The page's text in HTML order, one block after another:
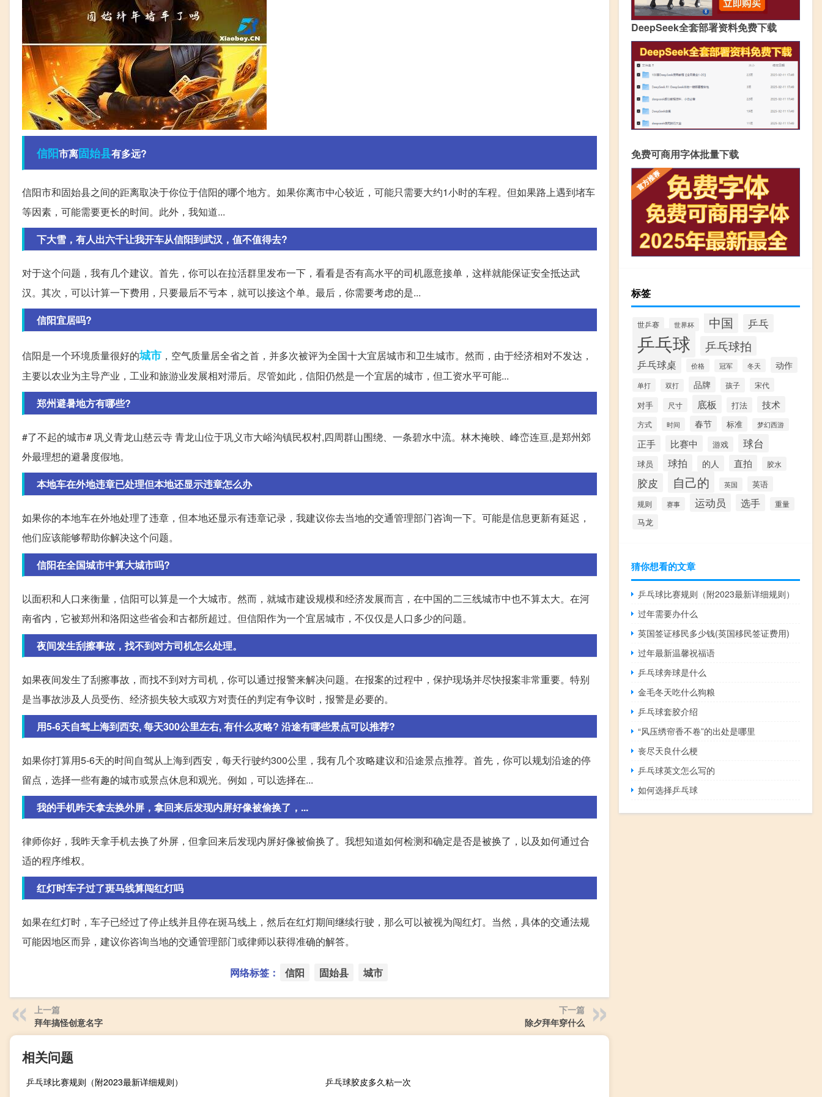
信阳市离固始县有多远?
信阳市和固始县之间的距离取决于你位于信阳的哪个地方。如果你离市中心较近，可能只需要大约1小时的车程。但如果路上遇到堵车
等因素，可能需要更长的时间。此外，我知道...
下大雪，有人出六千让我开车从信阳到武汉，值不值得去?
对于这个问题，我有几个建议。首先，你可以在拉活群里发布一下，看看是否有高水平的司机愿意接单，这样就能保证安全抵达武
汉。其次，可以计算一下费用，只要最后不亏本，就可以接这个单。最后，你需要考虑的是...
信阳宜居吗?
信阳是一个环境质量很好的城市 ，空气质量居全省之首，并多次被评为全国十大宜居城市和卫生城市。然而，由于经济相对不发达，
主要以农业为主导产业，工业和旅游业发展相对滞后。尽管如此，信阳仍然是一个宜居的城市，但工资水平可能...
郑州避暑地方有哪些?
#了不起的城市# 巩义青龙山慈云寺 青龙山位于巩义市大峪沟镇民权村,四周群山围绕、一条碧水中流。林木掩映、峰峦连亘,是郑州郊
外最理想的避暑度假地。
本地车在外地违章已处理但本地还显示违章怎么办
如果你的本地车在外地处理了违章，但本地还显示有违章记录，我建议你去当地的交通管理部门咨询一下。可能是信息更新有延迟，
他们应该能够帮助你解决这个问题。
信阳在全国城市中算大城市吗?
以面积和人口来衡量，信阳可以算是一个大城市。然而，就城市建设规模和经济发展而言，在中国的二三线城市中也不算太大。在河
南省内，它被郑州和洛阳这些省会和古都所超过。但信阳作为一个宜居城市，不仅仅是人口多少的问题。
夜间发生刮擦事故，找不到对方司机怎么处理。
如果夜间发生了刮擦事故，而找不到对方司机，你可以通过报警来解决问题。在报案的过程中，保护现场并尽快报案非常重要。特别
是当事故涉及人员受伤、经济损失较大或双方对责任的判定有争议时，报警是必要的。
用5-6天自驾上海到西安, 每天300公里左右, 有什么攻略? 沿途有哪些景点可以推荐?
如果你打算用5-6天的时间自驾从上海到西安，每天行驶约300公里，我有几个攻略建议和沿途景点推荐。首先，你可以规划沿途的停
留点，选择一些有趣的城市或景点休息和观光。例如，可以选择在...
我的手机昨天拿去换外屏，拿回来后发现内屏好像被偷换了，...
律师你好，我昨天拿手机去换了外屏，但拿回来后发现内屏好像被偷换了。我想知道如何检测和确定是否是被换了，以及如何通过合
适的程序维权。
红灯时车子过了斑马线算闯红灯吗
如果在红灯时，车子已经过了停止线并且停在斑马线上，然后在红灯期间继续行驶，那么可以被视为闯红灯。当然，具体的交通法规
可能因地区而异，建议你咨询当地的交通管理部门或律师以获得准确的解答。
网络标签： 信阳 固始县 城市
上一篇
拜年搞怪创意名字
下一篇
除夕拜年穿什么
相关问题
乒乓球比赛规则（附2023最新详细规则）
乒乓球胶皮多久粘一次
DeepSeek全套部署资料免费下载
免费可商用字体批量下载
标签
世乒赛 世界杯 中国 乒乓
乒乓球 乒乓球拍
乒乓球桌 价格 冠军 冬天 动作
单打 双打 品牌 孩子 宋代
对手 尺寸 底板 打法 技术
方式 时间 春节 标准 梦幻西游
正手 比赛中 游戏 球台
球员 球拍 的人 直拍 胶水
胶皮 自己的 英国 英语
规则 赛事 运动员 选手 重量
马龙
猜你想看的文章
乒乓球比赛规则（附2023最新详细规则）
过年需要办什么
英国签证移民多少钱(英国移民签证费用)
过年最新温馨祝福语
乒乓球奔球是什么
金毛冬天吃什么狗粮
乒乓球套胶介绍
“风压绣帘香不卷”的出处是哪里
丧尽天良什么梗
乒乓球英文怎么写的
如何选择乒乓球